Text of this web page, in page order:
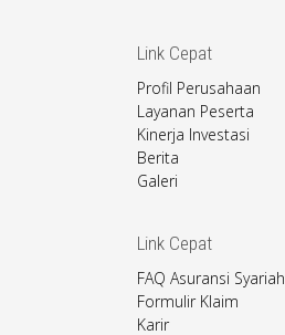
Link Cepat
Profil Perusahaan
Layanan Peserta
Kinerja Investasi
Berita
Galeri
Link Cepat
FAQ Asuransi Syariah
Formulir Klaim
Karir